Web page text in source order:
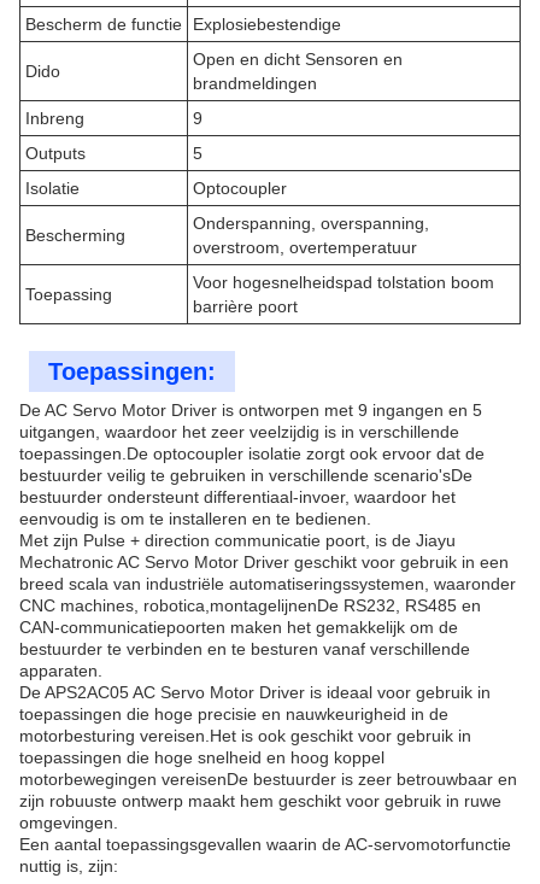
Bescherm de functie
Explosiebestendige
Dido
Open en dicht Sensoren en
brandmeldingen
Inbreng
9
Outputs
5
Isolatie
Optocoupler
Bescherming
Onderspanning, overspanning,
overstroom, overtemperatuur
Toepassing
Voor hogesnelheidspad tolstation boom
barrière poort
Toepassingen:
De AC Servo Motor Driver is ontworpen met 9 ingangen en 5
uitgangen, waardoor het zeer veelzijdig is in verschillende
toepassingen.De optocoupler isolatie zorgt ook ervoor dat de
bestuurder veilig te gebruiken in verschillende scenario'sDe
bestuurder ondersteunt differentiaal-invoer, waardoor het
eenvoudig is om te installeren en te bedienen.
Met zijn Pulse + direction communicatie poort, is de Jiayu
Mechatronic AC Servo Motor Driver geschikt voor gebruik in een
breed scala van industriële automatiseringssystemen, waaronder
CNC machines, robotica,montagelijnenDe RS232, RS485 en
CAN-communicatiepoorten maken het gemakkelijk om de
bestuurder te verbinden en te besturen vanaf verschillende
apparaten.
De APS2AC05 AC Servo Motor Driver is ideaal voor gebruik in
toepassingen die hoge precisie en nauwkeurigheid in de
motorbesturing vereisen.Het is ook geschikt voor gebruik in
toepassingen die hoge snelheid en hoog koppel
motorbewegingen vereisenDe bestuurder is zeer betrouwbaar en
zijn robuuste ontwerp maakt hem geschikt voor gebruik in ruwe
omgevingen.
Een aantal toepassingsgevallen waarin de AC-servomotorfunctie
nuttig is, zijn: